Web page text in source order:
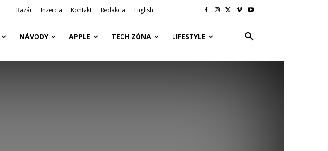
Bazár Inzercia Kontakt Redakcia English
NÁVODY APPLE TECH ZÓNA LIFESTYLE